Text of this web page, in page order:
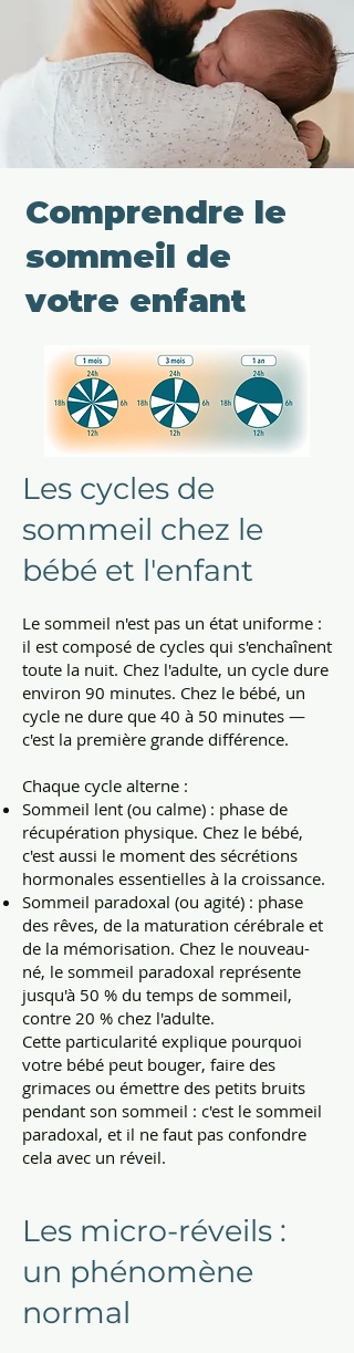
Comprendre le
sommeil de
votre enfant
Les cycles de
sommeil chez le
bébé et l'enfant
Le sommeil n'est pas un état uniforme :
il est composé de cycles qui s'enchaînent
toute la nuit. Chez l'adulte, un cycle dure
environ 90 minutes. Chez le bébé, un
cycle ne dure que 40 à 50 minutes —
c'est la première grande différence.
Chaque cycle alterne :
Sommeil lent (ou calme) : phase de
récupération physique. Chez le bébé,
c'est aussi le moment des sécrétions
hormonales essentielles à la croissance.
Sommeil paradoxal (ou agité) : phase
des rêves, de la maturation cérébrale et
de la mémorisation. Chez le nouveau-
né, le sommeil paradoxal représente
jusqu'à 50 % du temps de sommeil,
contre 20 % chez l'adulte.
Cette particularité explique pourquoi
votre bébé peut bouger, faire des
grimaces ou émettre des petits bruits
pendant son sommeil : c'est le sommeil
paradoxal, et il ne faut pas confondre
cela avec un réveil.
Les micro-réveils :
un phénomène
normal